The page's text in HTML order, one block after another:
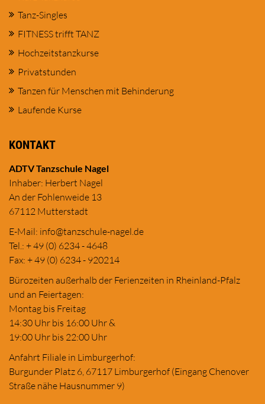
Tanz-Singles
FITNESS trifft TANZ
Hochzeitstanzkurse
Privatstunden
Tanzen für Menschen mit Behinderung
Laufende Kurse
KONTAKT
ADTV Tanzschule Nagel
Inhaber: Herbert Nagel
An der Fohlenweide 13
67112 Mutterstadt
E-Mail: info@tanzschule-nagel.de
Tel.: + 49 (0) 6234 - 4648
Fax: + 49 (0) 6234 - 920214
Bürozeiten außerhalb der Ferienzeiten in Rheinland-Pfalz
und an Feiertagen:
Montag bis Freitag
14:30 Uhr bis 16:00 Uhr &
19:00 Uhr bis 22:00 Uhr
Anfahrt Filiale in Limburgerhof:
Burgunder Platz 6, 67117 Limburgerhof (Eingang Chenover
Straße nähe Hausnummer 9)